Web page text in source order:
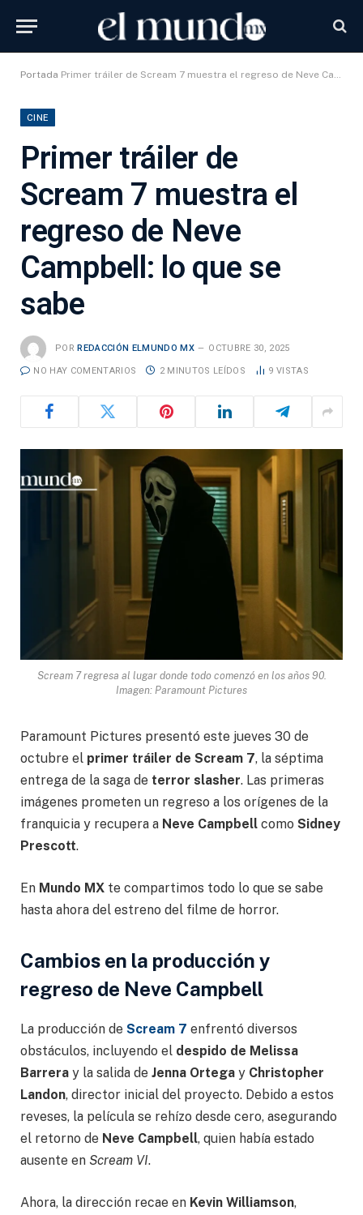
Portada Primer tráiler de Scream 7 muestra el regreso de Neve Campbell: lo que se sabe
CINE
Primer tráiler de
Scream 7 muestra el
regreso de Neve
Campbell: lo que se
sabe
POR REDACCIÓN ELMUNDO MX OCTUBRE 30, 2025
NO HAY COMENTARIOS 2 MINUTOS LEÍDOS 9 VISTAS
Scream 7 regresa al lugar donde todo comenzó en los años 90.
Imagen: Paramount Pictures
Paramount Pictures presentó este jueves 30 de
octubre el primer tráiler de Scream 7, la séptima
entrega de la saga de terror slasher. Las primeras
imágenes prometen un regreso a los orígenes de la
franquicia y recupera a Neve Campbell como Sidney
Prescott.
En Mundo MX te compartimos todo lo que se sabe
hasta ahora del estreno del filme de horror.
Cambios en la producción y
regreso de Neve Campbell
La producción de Scream 7 enfrentó diversos
obstáculos, incluyendo el despido de Melissa
Barrera y la salida de Jenna Ortega y Christopher
Landon, director inicial del proyecto. Debido a estos
reveses, la película se rehízo desde cero, asegurando
el retorno de Neve Campbell, quien había estado
ausente en Scream VI.
Ahora, la dirección recae en Kevin Williamson,